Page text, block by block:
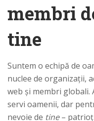
membri
tine
Suntem o echipă de
nuclee de organizații,
web și membri globali.
servi oamenii, dar
nevoie de tine–